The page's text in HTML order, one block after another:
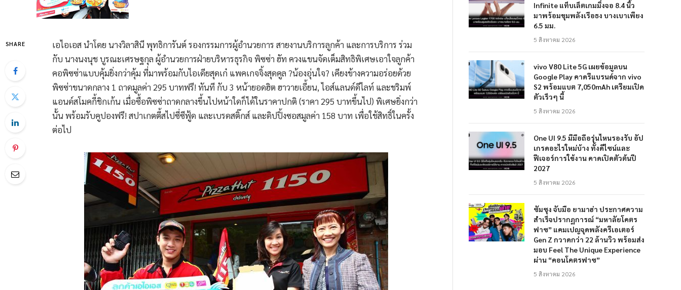
SHARE
เอไอเอส นำโดย นางวิลาสินี พุทธิการันต์ รองกรรมการผู้อำนวยการ สายงานบริการลูกค้า และการบริการ ร่วม
กับ นางนงนุช บูรณะเศรษฐกุล ผู้อำนวยการฝ่ายบริหารธุรกิจ พิซซ่า ฮัท ควงแขนจัดเต็มสิทธิพิเศษเอาใจลูกค้า
คอพิซซ่าแบบคุ้มยิ่งกว่าคุ้ม ที่มาพร้อมกับไอเดียสุดเก๋ แพคเกจจิ้งสุดคูล ?น้องอุ่นใจ? เคียงข้างความอร่อยด้วย
พิซซ่าขนาดกลาง 1 ถาดมูลค่า 295 บาทฟรี! ทันที กับ 3 หน้ายอดฮิต ฮาวายเอี้ยน, ไอส์แลนด์ดีไลท์ และชริมพ์
แอนด์สโมคกี้ชิกเก้น เมื่อซื้อพิซซ่าถาดกลางขึ้นไปหน้าใดก็ได้ในราคาปกติ (ราคา 295 บาทขึ้นไป) พิเศษยิ่งกว่า
นั้น พร้อมรับคูปองฟรี! สปาเกตตี้สไปซี่ซีฟู้ด และเบรดสติ๊กส์ และดิปปิ้งซอสมูลค่า 158 บาท เพื่อใช้สิทธิ์ในครั้ง
ต่อไป
Infinite แท็บเล็ตเกมมิ่งจอ 8.4 นิ้ว
มาพร้อมขุมพลังเรือธง บางเบาเพียง
6.5 มม.
5 สิงหาคม 2026
vivo V80 Lite 5G เผยข้อมูลบน
Google Play คาดรีแบรนด์จาก vivo
S2 พร้อมแบต 7,050mAh เตรียมเปิด
ตัวเร็วๆ นี้
5 สิงหาคม 2026
One UI 9.5 มีมือถือรุ่นไหนรองรับ อัป
เกรดอะไรใหม่บ้าง ทั้งดีไซน์และ
ฟีเจอร์การใช้งาน คาดเปิดตัวต้นปี
2027
5 สิงหาคม 2026
ซัมซุง จับมือ ยามาฮ่า ประกาศความ
สำเร็จปรากฏการณ์ “มหาลัยโคตร
ฟาซ” แคมเปญจุดพลังครีเอเตอร์
Gen Z กวาดกว่า 22 ล้านวิว พร้อมส่ง
มอบ Feel The Unique Experience
ผ่าน “คอนโคตรฟาซ”
5 สิงหาคม 2026